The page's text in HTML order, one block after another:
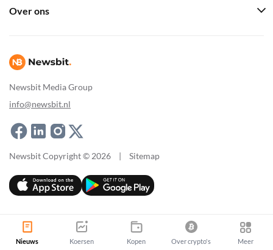
Newsbit Media Group
info@newsbit.nl
Over ons
Newsbit Copyright © 2026 | Sitemap
Nieuws Koersen Kopen Over crypto's Meer